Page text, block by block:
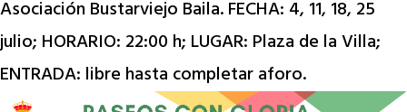
Asociación Bustarviejo Baila. FECHA: 4, 11, 18, 25
julio; HORARIO: 22:00 h; LUGAR: Plaza de la Villa;
ENTRADA: libre hasta completar aforo.